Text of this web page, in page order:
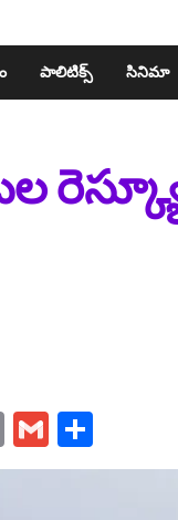
పాలిటిక్స్​ సినిమా
Copy
Link
Gmail